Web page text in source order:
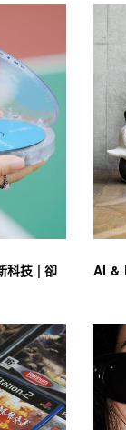
科技 | 卻
AI &